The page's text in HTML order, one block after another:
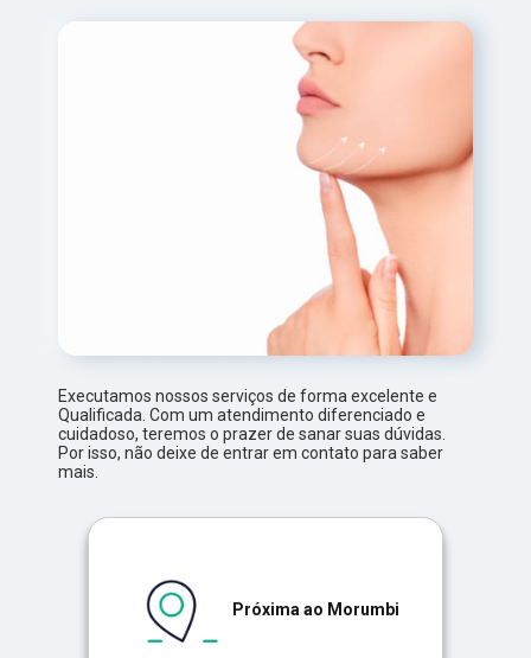
Executamos nossos serviços de forma excelente e
Qualificada. Com um atendimento diferenciado e
cuidadoso, teremos o prazer de sanar suas dúvidas.
Por isso, não deixe de entrar em contato para saber
mais.
Próxima ao Morumbi